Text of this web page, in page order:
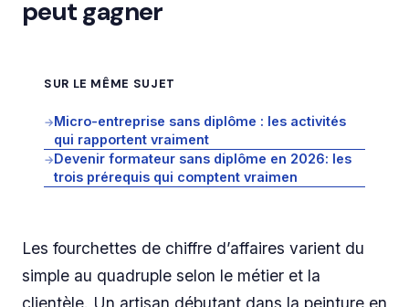
peut gagner
SUR LE MÊME SUJET
→Micro-entreprise sans diplôme : les activités
qui rapportent vraiment
→Devenir formateur sans diplôme en 2026: les
trois prérequis qui comptent vraimen
Les fourchettes de chiffre d’affaires varient du
simple au quadruple selon le métier et la
clientèle. Un artisan débutant dans la peinture en